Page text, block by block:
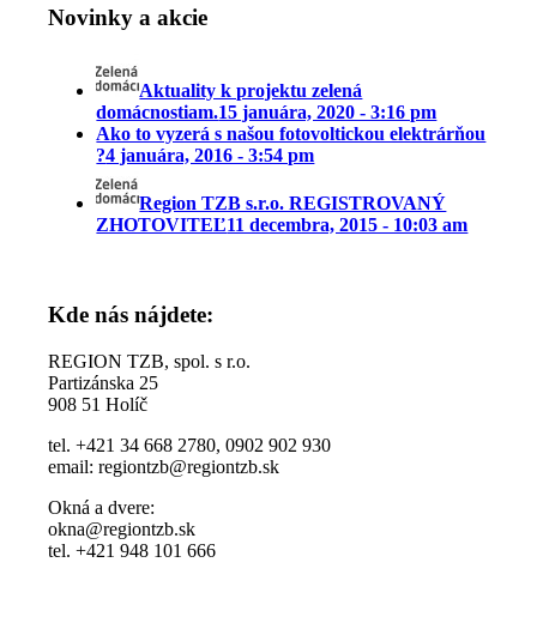
Novinky a akcie
Aktuality k projektu zelená
domácnostiam.15 januára, 2020 - 3:16 pm
Ako to vyzerá s našou fotovoltickou elektrárňou
?4 januára, 2016 - 3:54 pm
Region TZB s.r.o. REGISTROVANÝ
ZHOTOVITEĽ11 decembra, 2015 - 10:03 am
Kde nás nájdete:
REGION TZB, spol. s r.o.
Partizánska 25
908 51 Holíč
tel. +421 34 668 2780, 0902 902 930
email: regiontzb@regiontzb.sk
Okná a dvere:
okna@regiontzb.sk
tel. +421 948 101 666